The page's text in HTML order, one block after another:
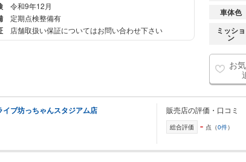
令和9年12月
定期点検整備有
店舗取扱い保証についてはお問い合わせ下さい
車体色
ミッショ
ン
お
ブ坊っちゃんスタジアム店 販売店の評価・口コミ
総合評価 - 点（0件）